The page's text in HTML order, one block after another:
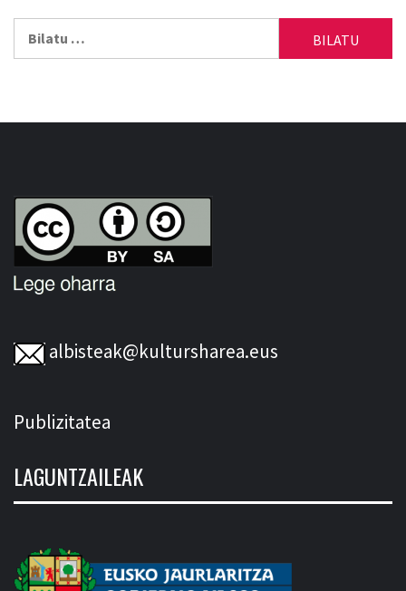
albisteak@kultursharea.eus
Publizitatea
LAGUNTZAILEAK